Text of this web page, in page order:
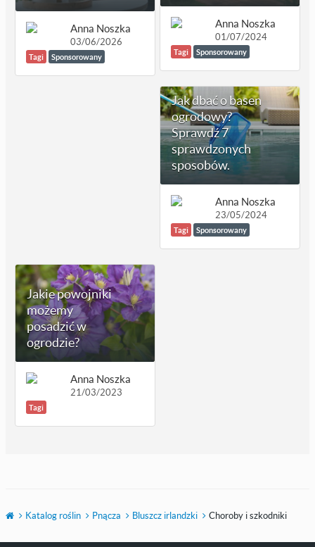
Anna Noszka
03/06/2026
Tagi Sponsorowany
Anna Noszka
01/07/2024
Tagi Sponsorowany
Jak dbać o basen
ogrodowy?
Sprawdź 7
sprawdzonych
sposobów.
Anna Noszka
23/05/2024
Tagi Sponsorowany
Jakie powojniki
możemy
posadzić w
ogrodzie?
Anna Noszka
21/03/2023
Tagi
Katalog roślin Pnącza Bluszcz irlandzki Choroby i szkodniki